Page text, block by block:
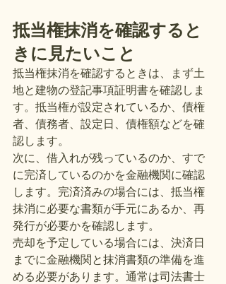
抵当権抹消を確認すると
きに見たいこと
抵当権抹消を確認するときは、まず土
地と建物の登記事項証明書を確認しま
す。抵当権が設定されているか、債権
者、債務者、設定日、債権額などを確
認します。
次に、借入れが残っているのか、すで
に完済しているのかを金融機関に確認
します。完済済みの場合には、抵当権
抹消に必要な書類が手元にあるか、再
発行が必要かを確認します。
売却を予定している場合には、決済日
までに金融機関と抹消書類の準備を進
める必要があります。通常は司法書士